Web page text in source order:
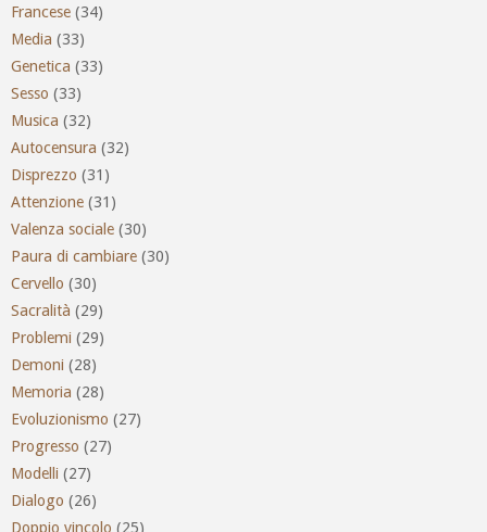
Francese (34)
Media (33)
Genetica (33)
Sesso (33)
Musica (32)
Autocensura (32)
Disprezzo (31)
Attenzione (31)
Valenza sociale (30)
Paura di cambiare (30)
Cervello (30)
Sacralità (29)
Problemi (29)
Demoni (28)
Memoria (28)
Evoluzionismo (27)
Progresso (27)
Modelli (27)
Dialogo (26)
Doppio vincolo (25)